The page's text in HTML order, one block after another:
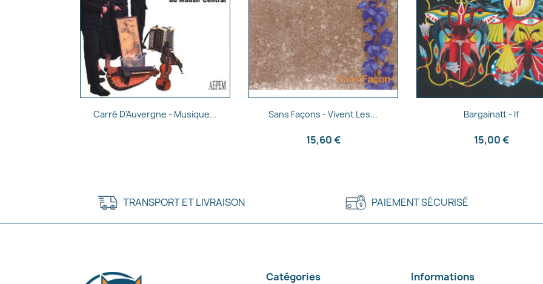
Aperçu rapide
Carré D'Auvergne - Musique... Aperçu rapide
Sans Façons - Vivent Les...
15,60 €
Aperçu rapide
Bargainatt - If
15,00 €
TRANSPORT ET LIVRAISON PAIEMENT SÉCURISÉ
Catégories Informations